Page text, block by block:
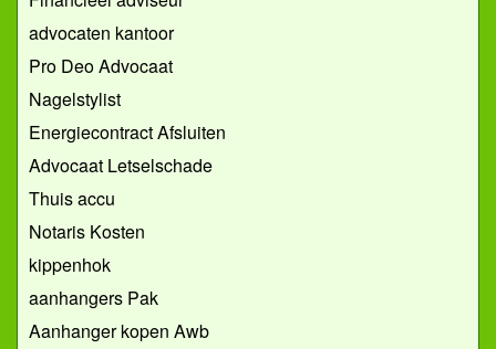
advocaten kantoor
Pro Deo Advocaat
Nagelstylist
Energiecontract Afsluiten
Advocaat Letselschade
Thuis accu
Notaris Kosten
kippenhok
aanhangers Pak
Aanhanger kopen Awb